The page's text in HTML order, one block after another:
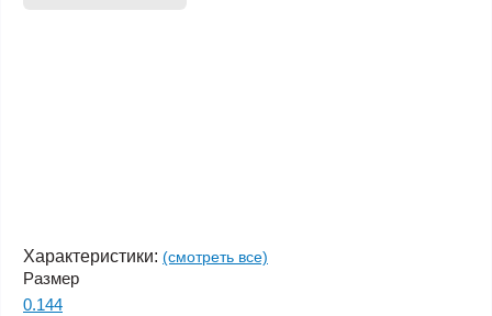
Характеристики: (смотреть все)
Размер
0.144